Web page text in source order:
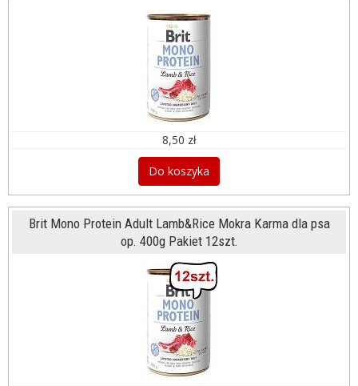
8,50 zł
Do koszyka
Brit Mono Protein Adult Lamb&Rice Mokra Karma dla psa
op. 400g Pakiet 12szt.